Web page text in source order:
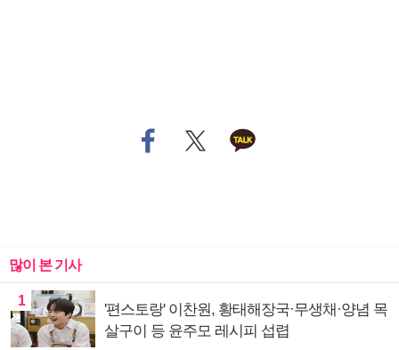
많이 본 기사
1
'편스토랑' 이찬원, 황태해장국·무생채·양념 목
살구이 등 윤주모 레시피 섭렵